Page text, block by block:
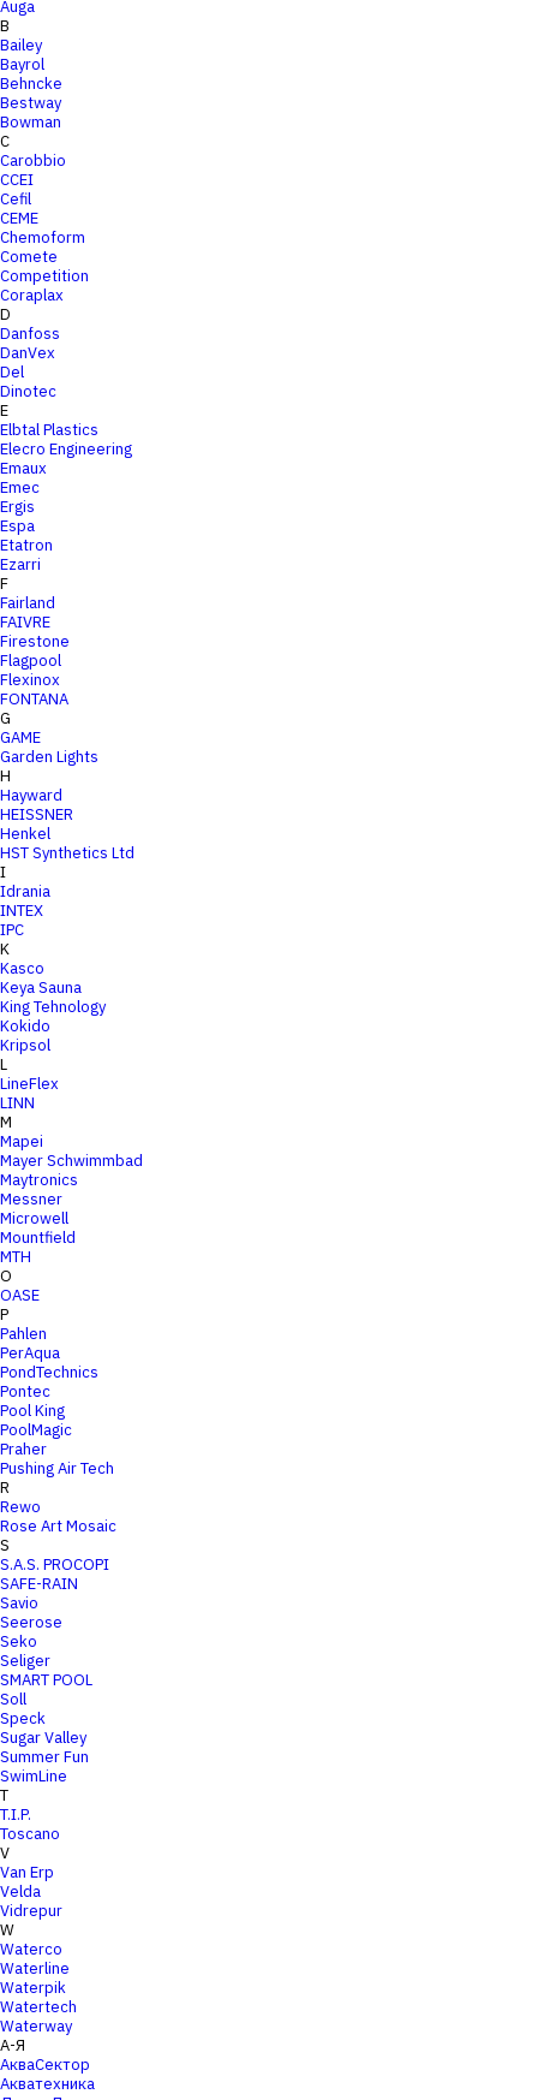
Auga
B
Bailey
Bayrol
Behncke
Bestway
Bowman
C
Carobbio
CCEI
Cefil
CEME
Chemoform
Comete
Competition
Coraplax
D
Danfoss
DanVex
Del
Dinotec
E
Elbtal Plastics
Elecro Engineering
Emaux
Emec
Ergis
Espa
Etatron
Ezarri
F
Fairland
FAIVRE
Firestone
Flagpool
Flexinox
FONTANA
G
GAME
Garden Lights
H
Hayward
HEISSNER
Henkel
HST Synthetics Ltd
I
Idrania
INTEX
IPC
K
Kasco
Keya Sauna
King Tehnology
Kokido
Kripsol
L
LineFlex
LINN
M
Mapei
Mayer Schwimmbad
Maytronics
Messner
Microwell
Mountfield
MTH
O
OASE
P
Pahlen
PerAqua
PondTechnics
Pontec
Pool King
PoolMagic
Praher
Pushing Air Tech
R
Rewo
Rose Art Mosaic
S
S.A.S. PROCOPI
SAFE-RAIN
Savio
Seerose
Seko
Seliger
SMART POOL
Soll
Speck
Sugar Valley
Summer Fun
SwimLine
T
T.I.P.
Toscano
V
Van Erp
Velda
Vidrepur
W
Waterco
Waterline
Waterpik
Watertech
Waterway
А-Я
АкваСектор
Акватехника